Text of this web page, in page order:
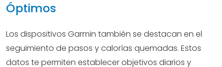
Óptimos
Los dispositivos Garmin también se destacan en el
seguimiento de pasos y calorías quemadas. Estos
datos te permiten establecer objetivos diarios y